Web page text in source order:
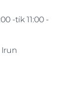
-tik11:00-
Irun